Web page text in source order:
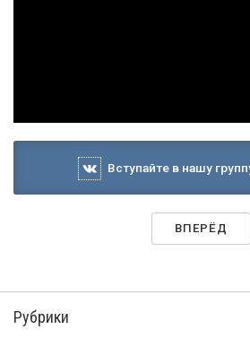
Вступайте в нашу
ВПЕРЁД
Рубрики